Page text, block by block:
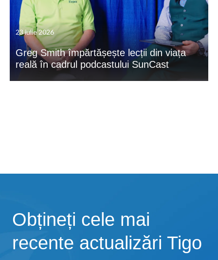
23 iulie 2026
Greg Smith împărtășește lecții din viața
reală în cadrul podcastului SunCast
Obțineți cele mai
recente actualizări Tigo